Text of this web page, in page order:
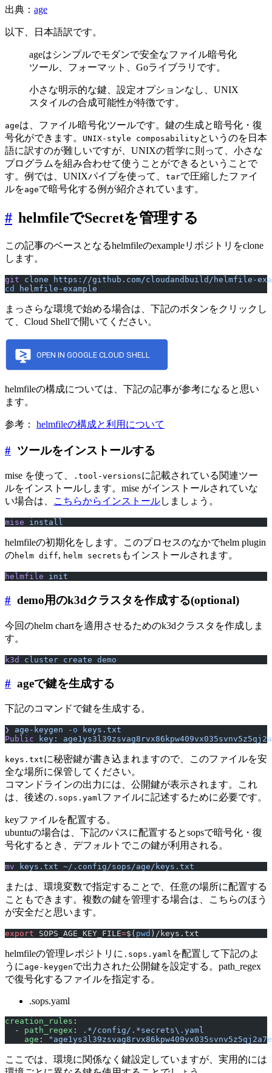
出典： age
以下、日本語訳です。
ageはシンプルでモダンで安全なファイル暗号化
ツール、フォーマット、Goライブラリです。
小さな明示的な鍵、設定オプションなし、UNIX
スタイルの合成可能性が特徴です。
ageは、ファイル暗号化ツールです。鍵の生成と暗号化・復
号化ができます。
UNIX-style composabilityというのを日本
語に訳すのが難しいですが、UNIXの哲学に則って、小さな
プログラムを組み合わせて使うことができるということで
す。例では、UNIXパイプを使って、 tarで圧縮したファイ
ルをageで暗号化する例が紹介されています。
# helmfileでSecretを管理する
この記事のベースとなるhelmfileのexampleリポジトリをclone
します。
git clone https://github.com/cloudandbuild/helmfile-
cd
helmfile-example
まっさらな環境で始める場合は、下記のボタンをクリックし
て、Cloud Shellで開いてください。
helmfileの構成については、下記の記事が参考になると思い
ます。
参考： helmfileの構成と利用について
# ツールをインストールする
mise を使って、 .tool-versionsに記載されている関連ツー
ルをインストールします。mise がインストールされていな
い場合は、
こちらからインストールしましょう。
mise install
helmfileの初期化をします。このプロセスのなかでhelm plugin
のhelm diff, helm secrets もインストールされます。
helmfile init
# demo用のk3dクラスタを作成する(optional)
今回のhelm chartを適用させるためのk3dクラスタを作成しま
す。
k3d cluster create demo
# ageで鍵を生成する
下記のコマンドで鍵を生成する。
❯ age-keygen -o keys.txt
Public key:
keys.txtに秘密鍵が書き込まれますので、このファイルを安
全な場所に保管してください。
コマンドラインの出力には、公開鍵が表示されます。これ
は、後述の .sops.yamlファイルに記述するために必要です。
keyファイルを配置する。
ubuntuの場合は、下記のパスに配置するとsopsで暗号化・復
号化するとき、デフォルトでこの鍵が利用される。
mv keys.txt ~/.config/sops/age/keys.txt
または、環境変数で指定することで、任意の場所に配置する
こともできます。複数の鍵を管理する場合は、こちらのほう
が安全だと思います。
export SOPS_AGE_KEY_FILE=$( pwd )/keys.txt
helmfileの管理レポジトリに .sops.yaml を配置して下記のよ
うに age-keygenで出力された公開鍵を設定する。path_regex
で復号化するファイルを指定する。
.sops.yaml
creation_rules :
  -
path_regex :
.*/config/.*secrets\.yaml
    age
:
ここでは、環境に関係なく鍵設定していますが、実用的には